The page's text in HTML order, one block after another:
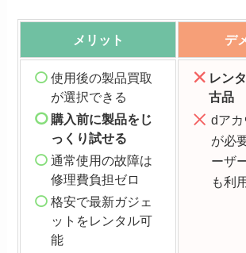
メリット デ
使用後の製品買取
が選択できる
購入前に製品をじ
っくり試せる
通常使用の故障は
修理費負担ゼロ
格安で最新ガジェ
ットをレンタル可
能
レン
古品
dア
が必
ーザ
も利